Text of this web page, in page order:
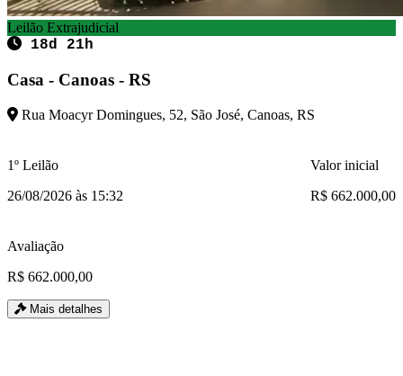
Leilão Extrajudicial
18d 21h
Casa - Canoas - RS
Rua Moacyr Domingues, 52, São José, Canoas, RS
1º Leilão
26/08/2026 às 15:32
Valor inicial
R$ 662.000,00
Avaliação
R$ 662.000,00
Mais detalhes